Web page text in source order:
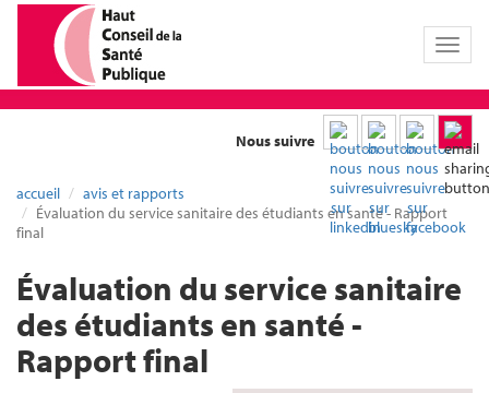
Toggle
Nous suivre
accueil
avis et rapports
Évaluation du service sanitaire des étudiants en santé - Rapport
final
Évaluation du service sanitaire
des étudiants en santé -
Rapport final